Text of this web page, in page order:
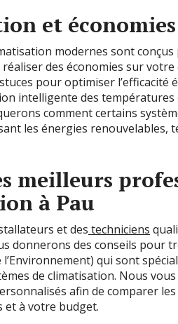
et économies
modernes sont
des économies sur
pour optimiser
intelligente des
comment certains
les énergies renouvelables,
meilleurs
à Pau
et des techniciens
donnerons des conseils pour
qui sont
de climatisation. Nous
afin de comparer
et à votre budget.